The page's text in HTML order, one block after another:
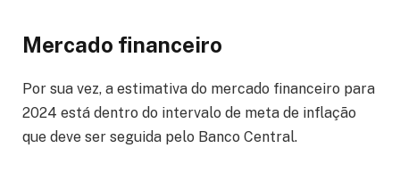
Mercado financeiro
Por sua vez, a estimativa do mercado financeiro para
2024 está dentro do intervalo de meta de inflação
que deve ser seguida pelo Banco Central.